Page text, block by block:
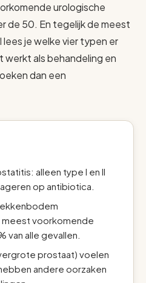
urologische
de 50. En tegelijk de meest
je welke vier typen er
werkt als behandeling en
dan een
alleen type I en II
op antibiotica.
meest voorkomende
van alle gevallen.
prostaat) voelen
andere oorzaken